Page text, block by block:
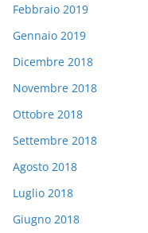
Febbraio 2019
Gennaio 2019
Dicembre 2018
Novembre 2018
Ottobre 2018
Settembre 2018
Agosto 2018
Luglio 2018
Giugno 2018